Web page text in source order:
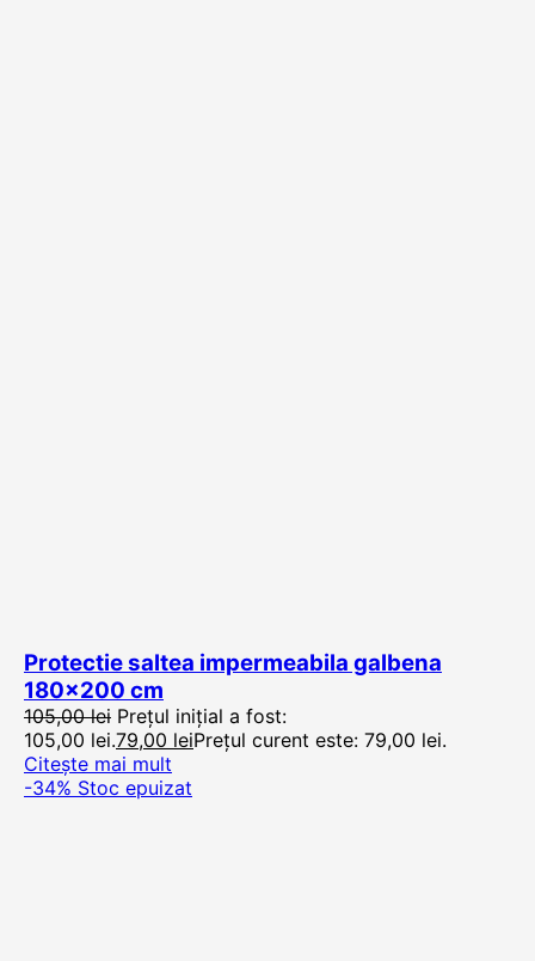
Protectie saltea impermeabila galbena
180×200 cm
105,00lei Prețul inițial a fost:
105,00 lei.79,00 leiPrețul curent este: 79,00 lei.
Citește mai mult
-34% Stoc epuizat